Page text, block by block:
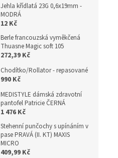
Jehla křídlatá 23G 0,6x19mm -
MODRÁ
12 Kč
Berle francouzská vyměkčená
Thuasne Magic soft 105
272,39 Kč
Chodítko/Rollator - repasované
990 Kč
MEDISTYLE dámská zdravotní
pantofel Patricie ČERNÁ
1 476 Kč
Stehenní punčochy s upínáním v
pase PRAVÁ (II. KT) MAXIS
MICRO
409,99 Kč